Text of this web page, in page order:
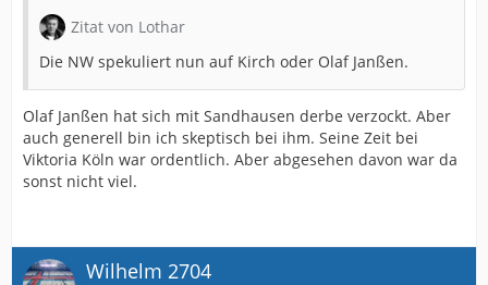
Zitat von Lothar
Die NW spekuliert nun auf Kirch oder Olaf Janßen.
Olaf Janßen hat sich mit Sandhausen derbe verzockt. Aber
auch generell bin ich skeptisch bei ihm. Seine Zeit bei
Viktoria Köln war ordentlich. Aber abgesehen davon war da
sonst nicht viel.
Wilhelm 2704